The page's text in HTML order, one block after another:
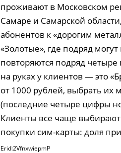
проживают в Московском
Самаре и Самарской
абонентов к «дорогим
«Золотые», где подряд
повторяются подряд
на руках у клиентов — это
от 1000 рублей, выбрать их
(последние четыре цифры
Клиенты все чаще
покупки сим-карты: доля
Erid:2VfnxwiepmP